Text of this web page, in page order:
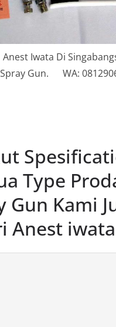
Anest Iwata Di
Gun. WA:
Type
Gun Kami
Anest